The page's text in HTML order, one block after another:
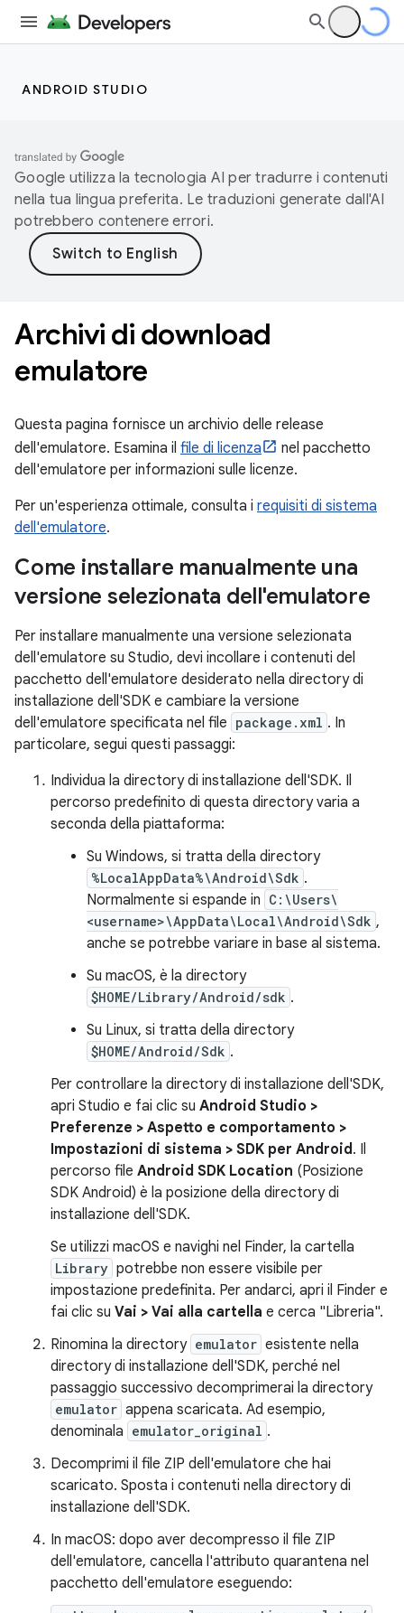
ANDROID STUDIO
Google utilizza la tecnologia AI per tradurre i contenuti
nella tua lingua preferita. Le traduzioni generate dall'AI
potrebbero contenere errori.
Archivi di download
emulatore
Questa pagina fornisce un archivio delle release
dell'emulatore. Esamina il file di licenza
nel pacchetto
dell'emulatore per informazioni sulle licenze.
Per un'esperienza ottimale, consulta i requisiti di sistema
dell'emulatore.
Come installare manualmente una
versione selezionata dell'emulatore
Per installare manualmente una versione selezionata
dell'emulatore su Studio, devi incollare i contenuti del
pacchetto dell'emulatore desiderato nella directory di
installazione dell'SDK e cambiare la versione
dell'emulatore specificata nel file package.xml . In
particolare, segui questi passaggi:
Individua la directory di installazione dell'SDK. Il
percorso predefinito di questa directory varia a
seconda della piattaforma:
Su Windows, si tratta della directory
%LocalAppData%\Android\Sdk .
Normalmente si espande in C:\Users\
<username>\AppData\Local\Android\Sdk ,
anche se potrebbe variare in base al sistema.
Su macOS, è la directory
$HOME/Library/Android/sdk .
Su Linux, si tratta della directory
$HOME/Android/Sdk .
Per controllare la directory di installazione dell'SDK,
apri Studio e fai clic su Android Studio >
Preferenze > Aspetto e comportamento >
Impostazioni di sistema > SDK per Android. Il
percorso file Android SDK Location (Posizione
SDK Android) è la posizione della directory di
installazione dell'SDK.
Se utilizzi macOS e navighi nel Finder, la cartella
Library potrebbe non essere visibile per
impostazione predefinita. Per andarci, apri il Finder e
fai clic su Vai > Vai alla cartella e cerca "Libreria".
Rinomina la directory emulator esistente nella
directory di installazione dell'SDK, perché nel
passaggio successivo decomprimerai la directory
emulator appena scaricata. Ad esempio,
denominala emulator_original .
Decomprimi il file ZIP dell'emulatore che hai
scaricato. Sposta i contenuti nella directory di
installazione dell'SDK.
In macOS: dopo aver decompresso il file ZIP
dell'emulatore, cancella l'attributo quarantena nel
pacchetto dell'emulatore eseguendo: